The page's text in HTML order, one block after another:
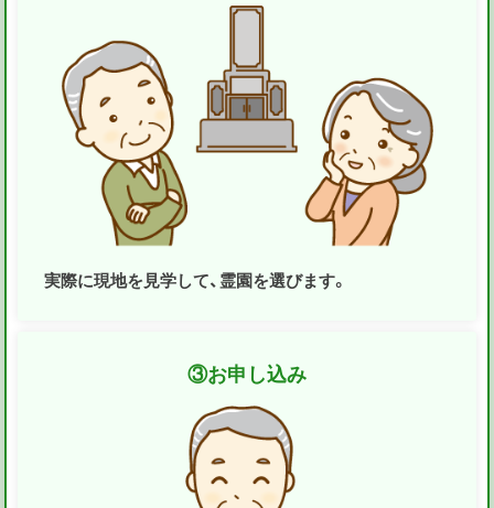
実際に現地を見学して、霊園を選びます。
③お申し込み